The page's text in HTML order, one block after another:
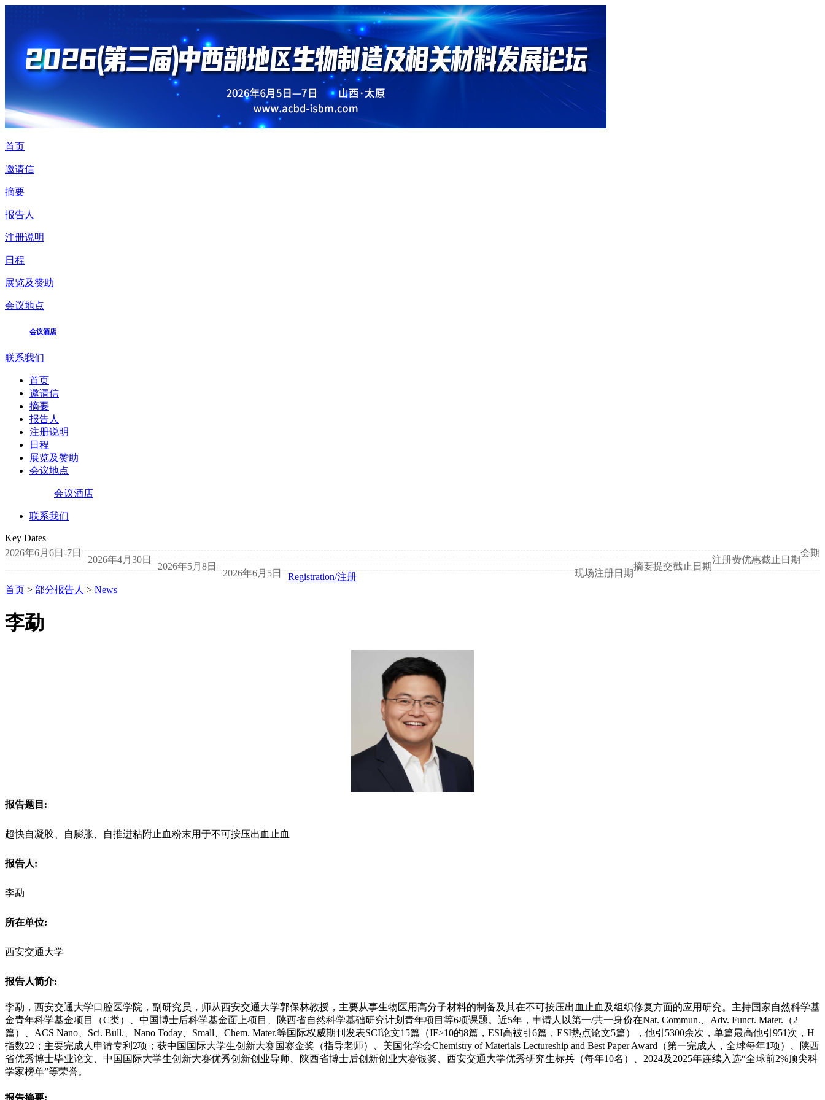
首页
邀请信
摘要
报告人
注册说明
日程
展览及赞助
会议地点
会议酒店
联系我们
首页
邀请信
摘要
报告人
注册说明
日程
展览及赞助
会议地点
会议酒店
联系我们
Key Dates
2026年6月6日-7日
会期
2026年4月30日 注册费优惠截止日期
2026年5月8日 摘要提交截止日期
2026年6月5日 现场注册日期
Registration/注册
首页 > 部分报告人 > News
李勐
报告题目:
超快自凝胶、自膨胀、自推进粘附止血粉末用于不可按压出血止血
报告人:
李勐
所在单位:
西安交通大学
报告人简介:
李勐，西安交通大学口腔医学院，副研究员，师从西安交通大学郭保林教授，主要从事生物医用高分子材料的制备及其在不可按压出血止血及组织修复方面的应用研究。主持国家自然科学基
金青年科学基金项目（C类）、中国博士后科学基金面上项目、陕西省自然科学基础研究计划青年项目等6项课题。近5年，申请人以第一/共一身份在Nat. Commun.、Adv. Funct. Mater.（2
篇）、ACS Nano、Sci. Bull.、Nano Today、Small、Chem. Mater.等国际权威期刊发表SCI论文15篇（IF>10的8篇，ESI高被引6篇，ESI热点论文5篇），他引5300余次，单篇最高他引951次，H
指数22；主要完成人申请专利2项；获中国国际大学生创新大赛国赛金奖（指导老师）、美国化学会Chemistry of Materials Lectureship and Best Paper Award（第一完成人，全球每年1项）、陕西
省优秀博士毕业论文、中国国际大学生创新大赛优秀创新创业导师、陕西省博士后创新创业大赛银奖、西安交通大学优秀研究生标兵（每年10名）、2024及2025年连续入选“全球前2%顶尖科
学家榜单”等荣誉。